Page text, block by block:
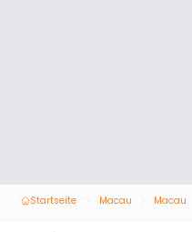
Startseite Macau Macau